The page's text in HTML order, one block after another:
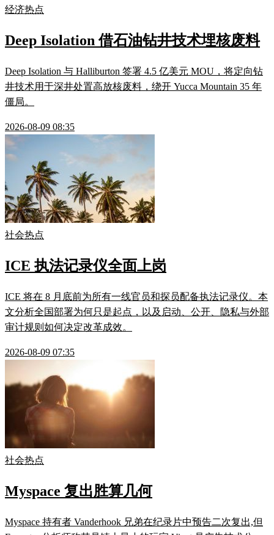
经济热点
Deep Isolation 借石油钻井技术埋核废料
Deep Isolation 与 Halliburton 签署 4.5 亿美元 MOU，将定向钻
井技术用于深井处置高放核废料，绕开 Yucca Mountain 35 年
僵局。
2026-08-09 08:35
社会热点
ICE 执法记录仪全面上岗
ICE 将在 8 月底前为所有一线官员和探员配备执法记录仪。本
文分析全国部署为何只是起点，以及启动、公开、隐私与外部
审计规则如何决定改革成效。
2026-08-09 07:35
社会热点
Myspace 复出胜算几何
Myspace 持有者 Vanderhook 兄弟在纪录片中预告二次复出,但